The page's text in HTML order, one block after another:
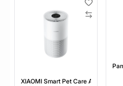
XIAOMI Smart Pet Care Air Purifier